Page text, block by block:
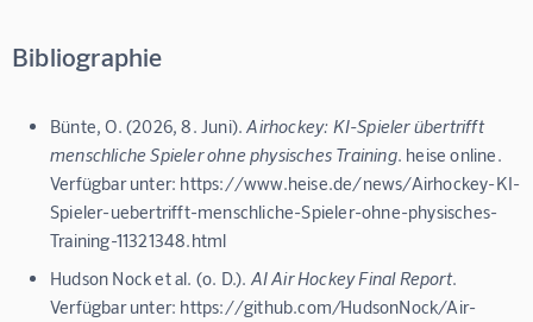
Bibliographie
Bünte, O. (2026, 8. Juni).Airhockey: KI-Spieler übertrifft
menschliche Spieler ohne physisches Training. heise online.
Verfügbar unter: https://www.heise.de/news/Airhockey-KI-
Spieler-uebertrifft-menschliche-Spieler-ohne-physisches-
Training-11321348.html
Hudson Nock et al. (o. D.). AI Air Hockey Final Report.
Verfügbar unter: https://github.com/HudsonNock/Air-